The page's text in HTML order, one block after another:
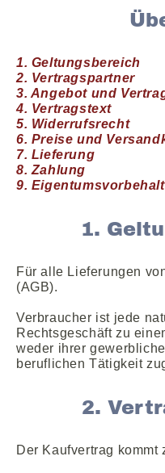
1. Geltungsbereich
2. Vertragspartner
3. Angebot und
4. Vertragstext
5. Widerrufsrecht
6. Preise und
7. Lieferung
8. Zahlung
9. Eigentumsvorbehalt
1.
Für alle Lieferungen
(AGB).
Verbraucher ist jede
Rechtsgeschäft zu
weder ihrer
beruflichen Tätigkeit
2.
Der Kaufvertrag kommt